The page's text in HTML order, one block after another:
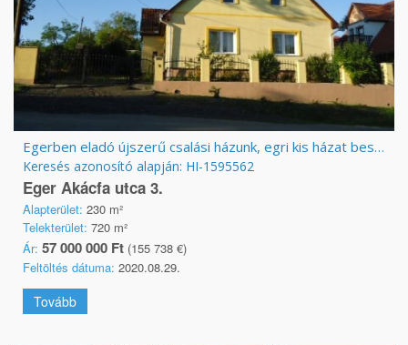
Egerben eladó újszerű csalási házunk, egri kis házat beszámítunk!
Keresés azonosító alapján: HI-1595562
Eger Akácfa utca 3.
Alapterület: 230 m²
Telekterület: 720 m²
Ár: 57 000 000 Ft (155 738 €)
Feltöltés dátuma: 2020.08.29.
Tovább